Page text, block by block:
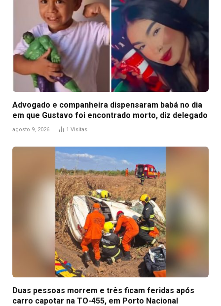
Advogado e companheira dispensaram babá no dia
em que Gustavo foi encontrado morto, diz delegado
agosto 9, 2026 1 Visitas
Duas pessoas morrem e três ficam feridas após
carro capotar na TO-455, em Porto Nacional